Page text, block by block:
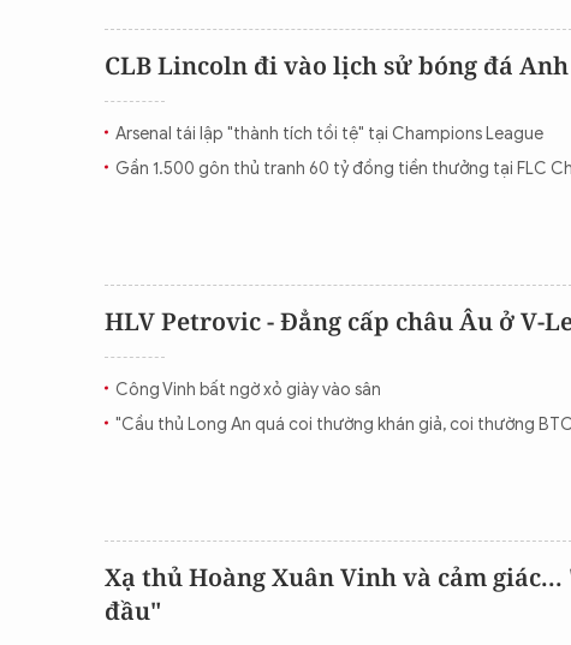
CLB Lincoln đi vào lịch sử bóng đá Anh
Arsenal tái lập "thành tích tồi tệ" tại Champions League
Gần 1.500 gôn thủ tranh 60 tỷ đồng tiền thưởng tại FLC
HLV Petrovic - Đẳng cấp châu Âu ở V-
Công Vinh bất ngờ xỏ giày vào sân
"Cầu thủ Long An quá coi thường khán giả, coi thường
Xạ thủ Hoàng Xuân Vinh và cảm
đầu"